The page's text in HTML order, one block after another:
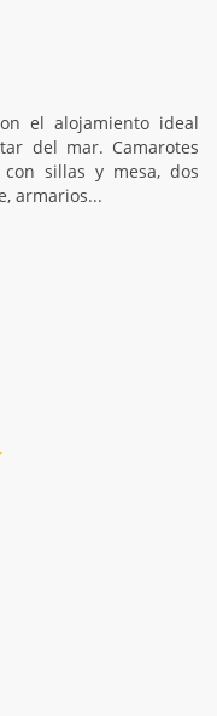
el alojamiento ideal
del mar. Camarotes
sillas y mesa, dos
armarios...